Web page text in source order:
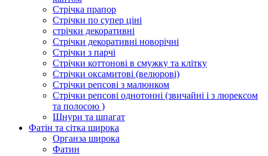
Стрічка прапор
Стрічки по супер ціні
стрічки декоративні
Стрічки декоративні новорічні
Стрічки з парчі
Стрічки коттонові в смужку та клітку
Стрічки оксамитові (велюрові)
Стрічки репсові з малюнком
Стрічки репсові однотонні (звичайні і з люрексом
та полосою )
Шнури та шпагат
Фатін та сітка широка
Органза широка
Фатин